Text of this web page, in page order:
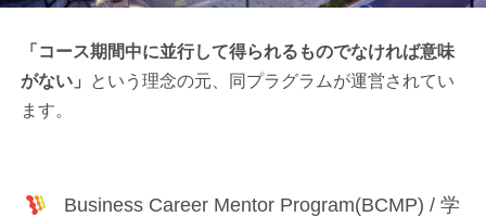
「コース期間中に並行して得られるものでなければ意味
がない」
という理念の元、同プラグラムが運営されてい
ます。
Business Career Mentor Program(BCMP) / 学